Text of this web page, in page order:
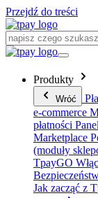
Przejdź do treści
Produkty
Wróć
e-commerce
płatności
Marketplace
(moduły
TpayGO
Jak zacząć z